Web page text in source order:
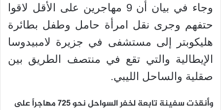
وجاء في بيان أن 9 مهاجرين على الأقل لاقوا
حتفهم وجرى نقل امرأة حامل وطفل بطائرة
هليكوبتر إلى مستشفى في جزيرة لامبيدوسا
الإيطالية والتي تقع في منتصف الطريق بين
صقلية والساحل الليبي.
وأنقذت سفينة تابعة لخفر السواحل نحو 725 مهاجراً على